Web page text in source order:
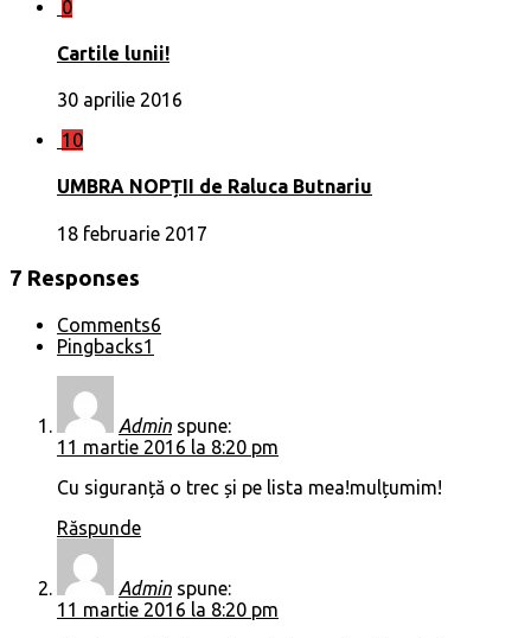
0
Cartile lunii!
30 aprilie 2016
10
UMBRA NOPȚII de Raluca Butnariu
18 februarie 2017
7 Responses
Comments6
Pingbacks1
Admin spune:
11 martie 2016 la 8:20 pm
Cu siguranță o trec și pe lista mea!mulțumim!
Răspunde
Admin spune:
11 martie 2016 la 8:20 pm